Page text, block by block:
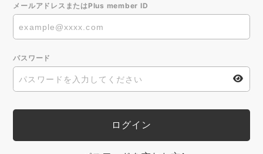
メールアドレスまたはPlus member ID
パスワード